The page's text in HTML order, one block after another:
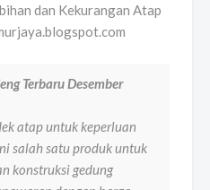
dan Kekurangan Atap
Terbaru Desember
atap untuk keperluan
salah satu produk untuk
konstruksi gedung